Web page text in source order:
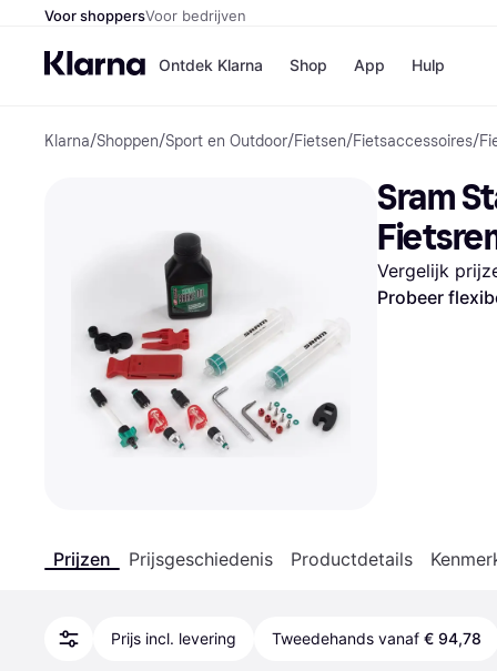
Voor shoppersVoor bedrijven
Ontdek Klarna Shop
Winkels
Bol
H&M
App Hulp
Klarna/Shoppen/Sport en Outdoor/Fietsen/Fietsaccessoires/
Sram
Vergelijk
Probeer
Prijzen Prijsgeschiedenis Productdetails
Prijs incl. levering Tweedehands vanaf € 94,78